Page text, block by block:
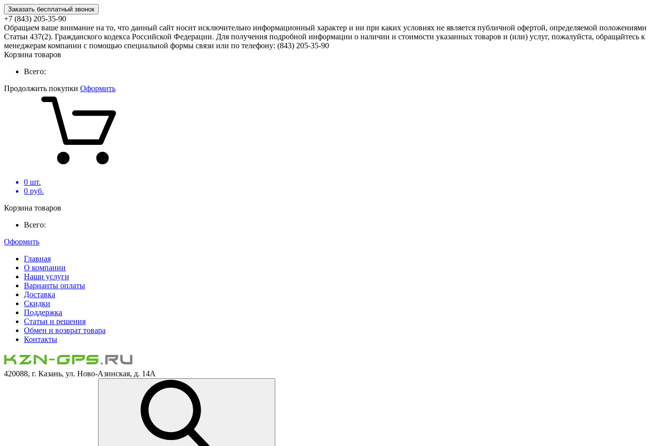
Заказать бесплатный звонок
+7 (843) 205-35-90
Обращаем ваше внимание на то, что данный сайт носит исключительно информационный характер и ни при каких условиях не является публичной офертой, определяемой положениями
Статьи 437(2). Гражданского кодекса Российской Федерации. Для получения подробной информации о наличии и стоимости указанных товаров и (или) услуг, пожалуйста, обращайтесь к
менеджерам компании с помощью специальной формы связи или по телефону: (843) 205-35-90
Корзина товаров
Всего:
Продолжить покупки Оформить
0 шт.
0 руб.
Корзина товаров
Всего:
Оформить
Главная
О компании
Наши услуги
Варианты оплаты
Доставка
Скидки
Поддержка
Статьи и решения
Обмен и возврат товара
Контакты
420088, г. Казань, ул. Ново-Азинская, д. 14А